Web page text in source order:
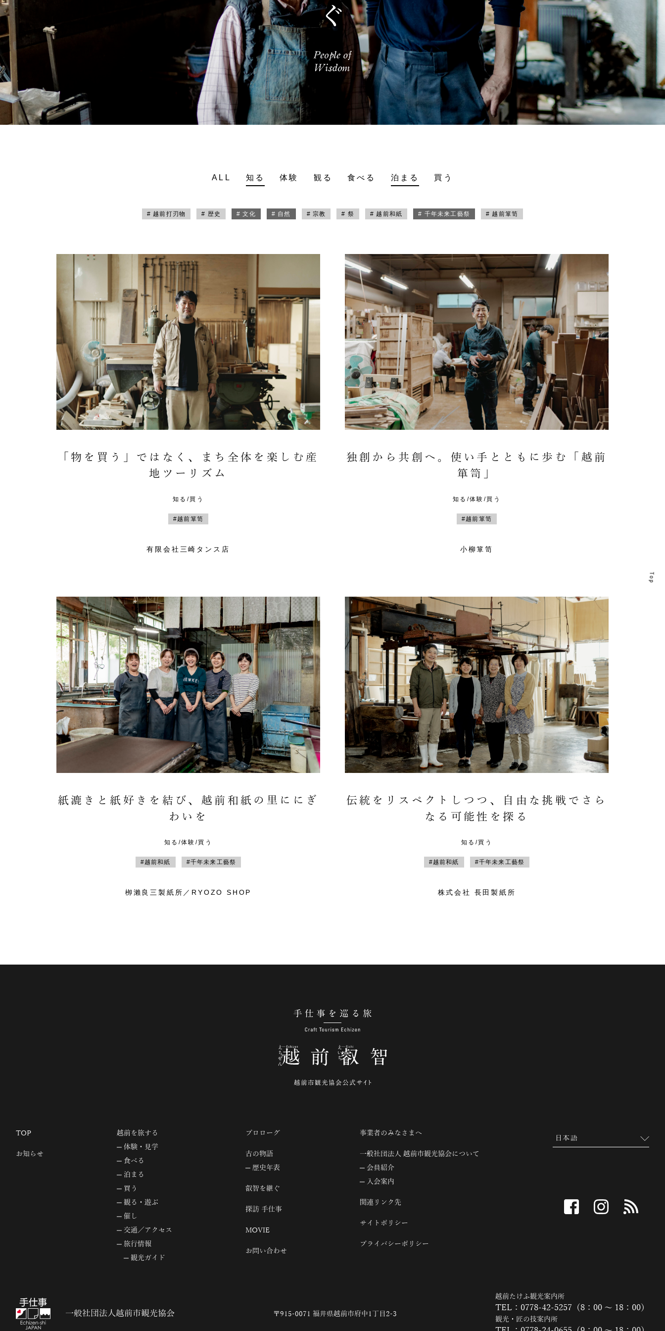
ALL 知る 体験 観る 食べる 泊まる 買う
# 越前打刃物 # 歴史 # 文化 # 自然 # 宗教 # 祭 # 越前和紙 # 千年未来工藝祭 # 越前箪笥
「物を買う」ではなく、まち全体を楽しむ産
地ツーリズム
知る/買う
#越前箪笥
有限会社三崎タンス店
独創から共創へ。使い手とともに歩む「越前
箪笥」
知る/体験/買う
#越前箪笥
小柳箪笥
紙漉きと紙好きを結び、越前和紙の里ににぎ
わいを
知る/体験/買う
#越前和紙 #千年未来工藝祭
栁瀨良三製紙所／RYOZO SHOP
伝統をリスペクトしつつ、自由な挑戦でさら
なる可能性を探る
知る/買う
#越前和紙 #千年未来工藝祭
株式会社 長田製紙所
TOP
お知らせ
越前を旅する
体験・見学
食べる
泊まる
買う
観る・遊ぶ
催し
交通／アクセス
旅行情報
観光ガイド
プロローグ
古の物語
歴史年表
叡智を継ぐ
探訪 手仕事
MOVIE
お問い合わせ
事業者のみなさまへ
一般社団法人 越前市観光協会について
会員紹介
入会案内
関連リンク先
サイトポリシー
プライバシーポリシー
facebook instagram
一般社団法人越前市観光協会 〒915-0071 福井県越前市府中1丁目2-3
越前たけふ観光案内所
TEL：0778-42-5257（8：00 ～ 18：00）
観光・匠の技案内所